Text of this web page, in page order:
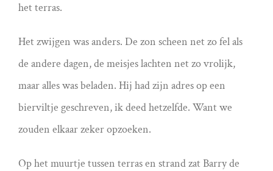
het terras.
Het zwijgen was anders. De zon scheen net zo fel als
de andere dagen, de meisjes lachten net zo vrolijk,
maar alles was beladen. Hij had zijn adres op een
bierviltje geschreven, ik deed hetzelfde. Want we
zouden elkaar zeker opzoeken.
Op het muurtje tussen terras en strand zat Barry de